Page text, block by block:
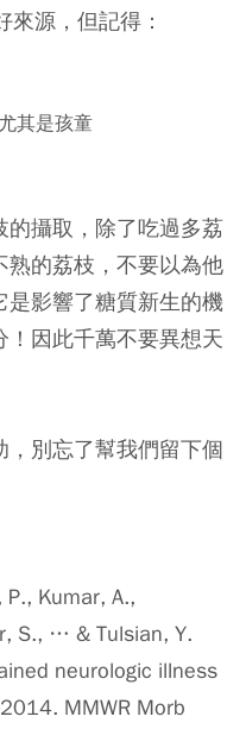
來源，但記得：
其是孩童
的攝取，除了吃過多荔
的荔枝，不要以為他
影響了糖質新生的機
因此千萬不要異想天
別忘了幫我們留下個
Kumar, A.,
S., … & Tulsian, Y.
neurologic illness
MMWR Morb